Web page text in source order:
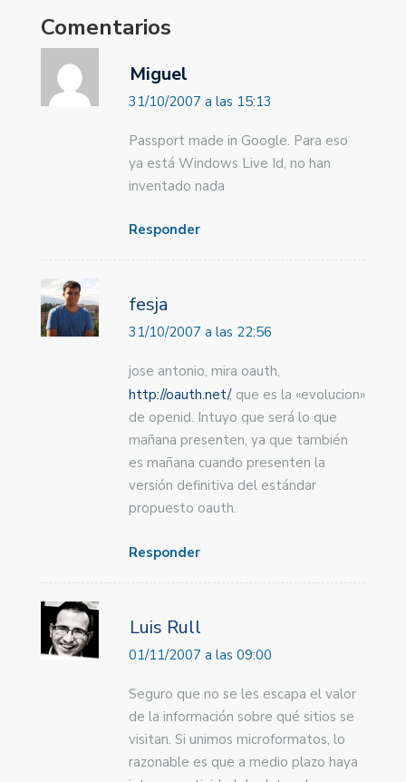
Comentarios
Miguel
31/10/2007 a las 15:13
Passport made in Google. Para eso
ya está Windows Live Id, no han
inventado nada
Responder
fesja
31/10/2007 a las 22:56
jose antonio, mira oauth,
http://oauth.net/, que es la «evolucion»
de openid. Intuyo que será lo que
mañana presenten, ya que también
es mañana cuando presenten la
versión definitiva del estándar
propuesto oauth.
Responder
Luis Rull
01/11/2007 a las 09:00
Seguro que no se les escapa el valor
de la información sobre qué sitios se
visitan. Si unimos microformatos, lo
razonable es que a medio plazo haya